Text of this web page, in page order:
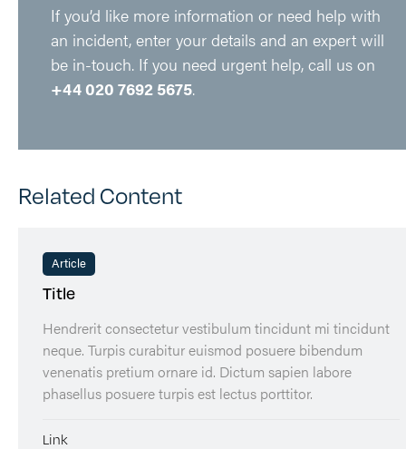
If you’d like more information or need help with
an incident, enter your details and an expert will
be in-touch. If you need urgent help, call us on
+44 020 7692 5675.
Related Content
Article
Title
Hendrerit consectetur vestibulum tincidunt mi tincidunt
neque. Turpis curabitur euismod posuere bibendum
venenatis pretium ornare id. Dictum sapien labore
phasellus posuere turpis est lectus porttitor.
Link